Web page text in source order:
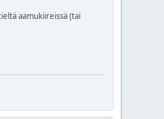
aamukiireissä (tai